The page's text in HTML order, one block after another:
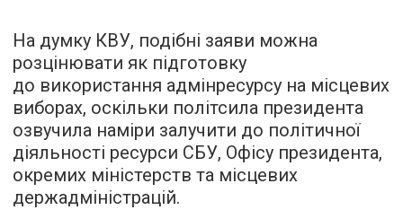
На думку КВУ, подібні заяви можна
розцінювати як підготовку
до використання адмінресурсу на місцевих
виборах, оскільки політсила президента
озвучила наміри залучити до політичної
діяльності ресурси СБУ, Офісу президента,
окремих міністерств та місцевих
держадміністрацій.